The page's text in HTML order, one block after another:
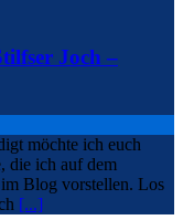
Joch –
möchte ich euch
die ich auf dem
Blog vorstellen. Los
[...]